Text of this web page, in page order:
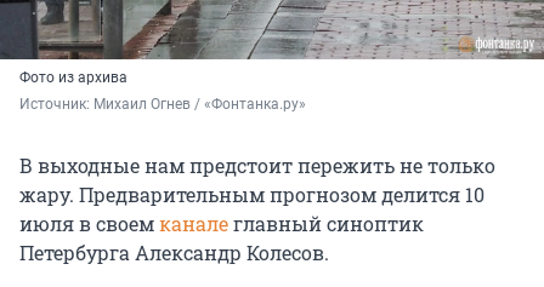
Фото из архива
Источник: Михаил Огнев / «Фонтанка.ру»
В выходные нам предстоит пережить не только
жару. Предварительным прогнозом делится 10
июля в своемканалеглавный синоптик
Петербурга Александр Колесов.